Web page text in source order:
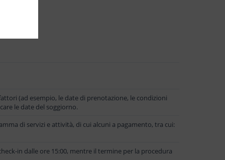
(ad esempio, le date di prenotazione, le condizioni
le date del soggiorno.
di servizi e attività, di cui alcuni a pagamento, tra cui:
in dalle ore 15:00, mentre il termine per la procedura